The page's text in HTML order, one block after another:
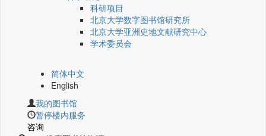
科研项目
北京大学数字图书馆研究所
北京大学亚洲史地文献研究中心
学术委员会
简体中文
English
我的图书馆
暂停楼内服务
咨询